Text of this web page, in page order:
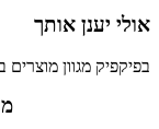
אולי יענן אותך
בפיקפיק מגוון